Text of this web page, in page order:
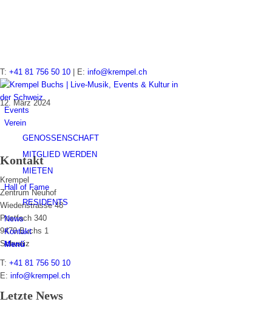
T: +41 81 756 50 10 | E: info@krempel.ch
Events
Verein
GENOSSENSCHAFT
MITGLIED WERDEN
MIETEN
Hall of Fame
RESIDENTS
News
Kontakt
Menü
IMG_9906
12. März 2024
Kontakt
Krempel
Zentrum Neuhof
Wiedenstrasse 48
Postfach 340
9470 Buchs 1
Schweiz
T: +41 81 756 50 10
E: info@krempel.ch
Letzte News